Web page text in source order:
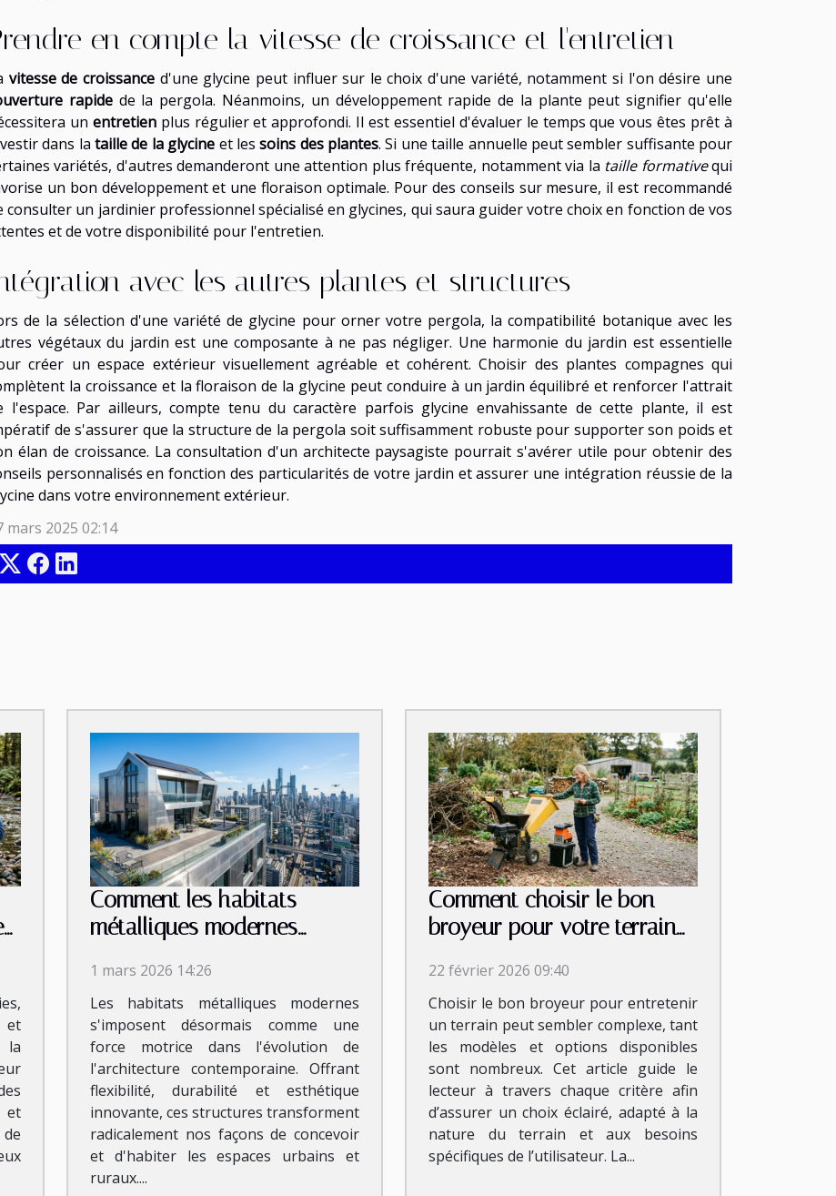
en compte la vitesse de croissance et l'entretien
vitesse de croissanced'une glycine peut influer sur le choix d'une variété, notamment si l'on désire une
rapidede la pergola. Néanmoins, un développement rapide de la plante peut signifier qu'elle
un entretienplus régulier et approfondi. Il est essentiel d'évaluer le temps que vous êtes prêt à
dans lataille de la glycine et lessoins des plantes. Si une taille annuelle peut sembler suffisante pour
variétés, d'autres demanderont une attention plus fréquente, notamment via la taille formativequi
un bon développement et une floraison optimale. Pour des conseils sur mesure, il est recommandé
consulter un jardinier professionnel spécialisé en glycines, qui saura guider votre choix en fonction de vos
et de votre disponibilité pour l'entretien.
avec les autres plantes et structures
de la sélection d'une variété de glycine pour orner votre pergola, la compatibilité botanique avec les
végétaux du jardin est une composante à ne pas négliger. Une harmonie du jardin est essentielle
créer un espace extérieur visuellement agréable et cohérent. Choisir des plantes compagnes qui
la croissance et la floraison de la glycine peut conduire à un jardin équilibré et renforcer l'attrait
l'espace. Par ailleurs, compte tenu du caractère parfois glycine envahissante de cette plante, il est
de s'assurer que la structure de la pergola soit suffisamment robuste pour supporter son poids et
élan de croissance. La consultation d'un architecte paysagiste pourrait s'avérer utile pour obtenir des
personnalisés en fonction des particularités de votre jardin et assurer une intégration réussie de la
dans votre environnement extérieur.
mars 2025 02:14
et
la
et
Comment les habitats
métalliques modernes
l'architecture ?
1 mars 2026 14:26
Les habitats métalliques modernes
s'imposent désormais comme une
force motrice dans l'évolution de
l'architecture contemporaine. Offrant
flexibilité, durabilité et esthétique
innovante, ces structures transforment
radicalement nos façons de concevoir
et d'habiter les espaces urbains et
ruraux....
Comment choisir le bon
broyeur pour votre terrain
22 février 2026 09:40
Choisir le bon broyeur pour entretenir
un terrain peut sembler complexe, tant
les modèles et options disponibles
sont nombreux. Cet article guide le
lecteur à travers chaque critère afin
d’assurer un choix éclairé, adapté à la
nature du terrain et aux besoins
spécifiques de l’utilisateur. La...